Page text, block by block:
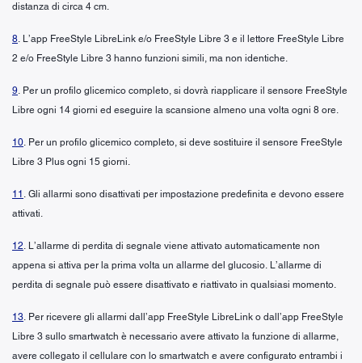
distanza di circa 4 cm.
8. L’app FreeStyle LibreLink e/o FreeStyle Libre 3 e il lettore FreeStyle Libre
2 e/o FreeStyle Libre 3 hanno funzioni simili, ma non identiche.
9. Per un profilo glicemico completo, si dovrà riapplicare il sensore FreeStyle
Libre ogni 14 giorni ed eseguire la scansione almeno una volta ogni 8 ore.
10. Per un profilo glicemico completo, si deve sostituire il sensore FreeStyle
Libre 3 Plus ogni 15 giorni.
11 . Gli allarmi sono disattivati per impostazione predefinita e devono essere
attivati.
12. L’allarme di perdita di segnale viene attivato automaticamente non
appena si attiva per la prima volta un allarme del glucosio. L’allarme di
perdita di segnale può essere disattivato e riattivato in qualsiasi momento.
13. Per ricevere gli allarmi dall’app FreeStyle LibreLink o dall’app FreeStyle
Libre 3 sullo smartwatch è necessario avere attivato la funzione di allarme,
avere collegato il cellulare con lo smartwatch e avere configurato entrambi i